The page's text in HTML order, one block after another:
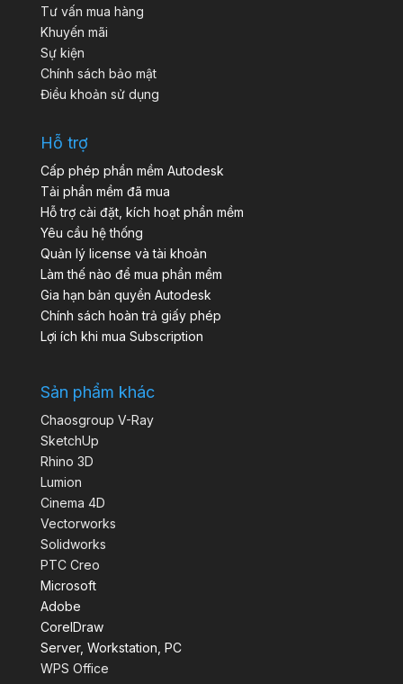
Tư vấn mua hàng
Khuyến mãi
Sự kiện
Chính sách bảo mật
Điều khoản sử dụng
Hỗ trợ
Cấp phép phần mềm Autodesk
Tải phần mềm đã mua
Hỗ trợ cài đặt, kích hoạt phần mềm
Yêu cầu hệ thống
Quản lý license và tài khoản
Làm thế nào để mua phần mềm
Gia hạn bản quyền Autodesk
Chính sách hoàn trả giấy phép
Lợi ích khi mua Subscription
Sản phẩm khác
Chaosgroup V-Ray
SketchUp
Rhino 3D
Lumion
Cinema 4D
Vectorworks
Solidworks
PTC Creo
Microsoft
Adobe
CorelDraw
Server, Workstation, PC
WPS Office